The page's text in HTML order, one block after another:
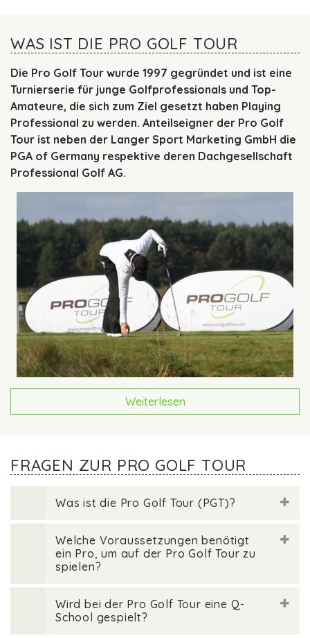
WAS IST DIE PRO GOLF TOUR
Die Pro Golf Tour wurde 1997 gegründet und ist eine
Turnierserie für junge Golfprofessionals und Top-
Amateure, die sich zum Ziel gesetzt haben Playing
Professional zu werden. Anteilseigner der Pro Golf
Tour ist neben der Langer Sport Marketing GmbH die
PGA of Germany respektive deren Dachgesellschaft
Professional Golf AG.
Weiterlesen
FRAGEN ZUR PRO GOLF TOUR
Was ist die Pro Golf Tour (PGT)?
Welche Voraussetzungen benötigt
ein Pro, um auf der Pro Golf Tour zu
spielen?
Wird bei der Pro Golf Tour eine Q-
School gespielt?